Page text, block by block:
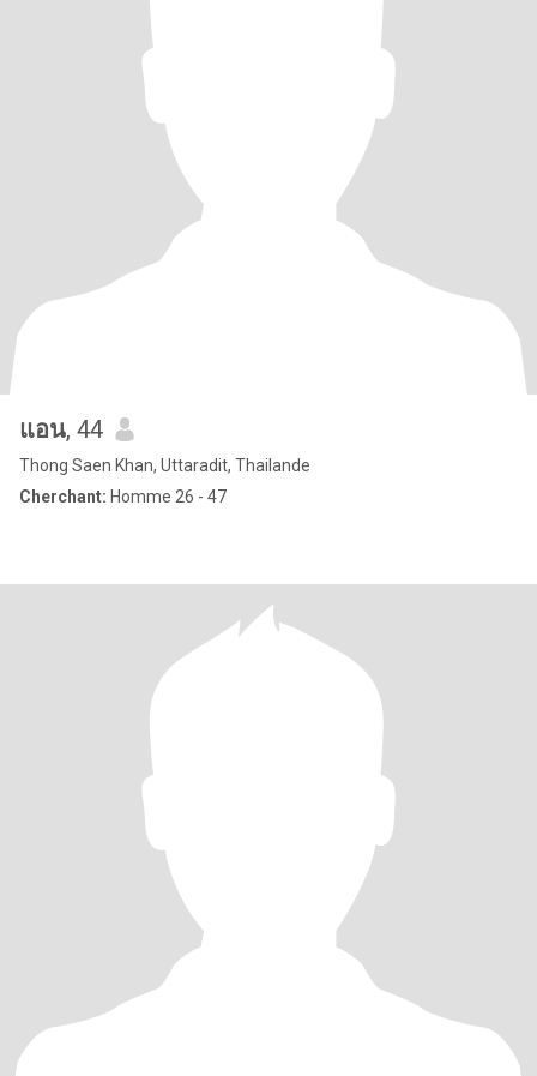
แอน, 44
Thong Saen Khan, Uttaradit, Thailande
Cherchant: Homme 26 - 47